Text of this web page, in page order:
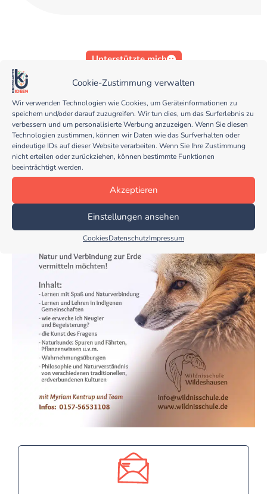
Cookie-Zustimmung verwalten
Wir verwenden Technologien wie Cookies, um Geräteinformationen zu
speichern und/oder darauf zuzugreifen. Wir tun dies, um das Surferlebnis zu
verbessern und um personalisierte Werbung anzuzeigen. Wenn Sie diesen
Technologien zustimmen, können wir Daten wie das Surfverhalten oder
eindeutige IDs auf dieser Website verarbeiten. Wenn Sie Ihre Zustimmung
nicht erteilen oder zurückziehen, können bestimmte Funktionen
beeinträchtigt werden.
Akzeptieren
Einstellungen ansehen
CookiesDatenschutzImpressum
Unterstützte mich